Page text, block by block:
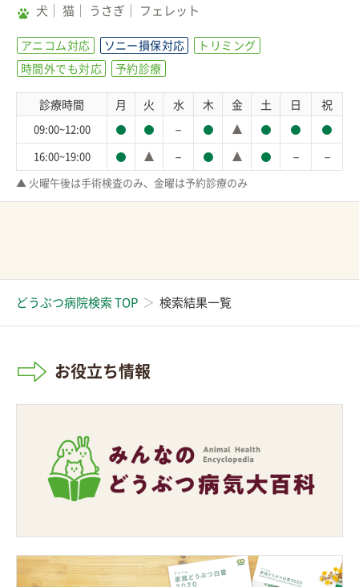
犬 猫 うさぎ フェレット
アニコム対応 ソニー損保対応
トリミング
時間外でも対応
予約診療
診療時間 月 火 水 木 金 土 日 祝
09:00~12:00 －
16:00~19:00 － － －
▲ 火曜午後は手術検査のみ、金曜は予約診療のみ
どうぶつ病院検索 TOP 検索結果一覧
お役立ち情報